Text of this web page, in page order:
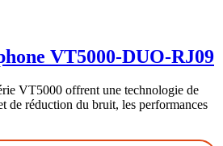
VT5000-DUO-RJ09
VT5000 offrent une technologie de
de réduction du bruit, les performances